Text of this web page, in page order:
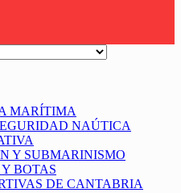
MARÍTIMA
NAÚTICA
Y SUBMARINISMO
BOTAS
DE CANTABRIA